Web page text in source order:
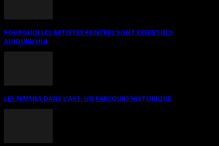
POURQUOI LES ARTISTES PEINTRES SONT ESSENTIELS
AUJOURD’HUI
LES FEMMES DANS L’ART. UN PARCOURS HISTORIQUE